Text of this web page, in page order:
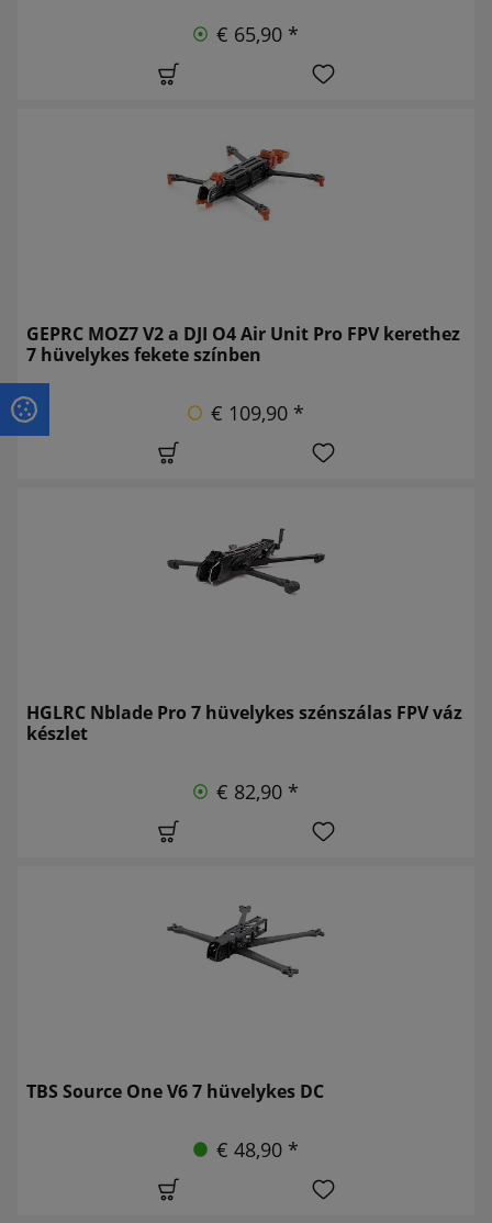
€ 65,90 *
GEPRC MOZ7 V2 a DJI O4 Air Unit Pro FPV kerethez
7 hüvelykes fekete színben
€ 109,90 *
HGLRC Nblade Pro 7 hüvelykes szénszálas FPV váz
készlet
€ 82,90 *
TBS Source One V6 7 hüvelykes DC
€ 48,90 *